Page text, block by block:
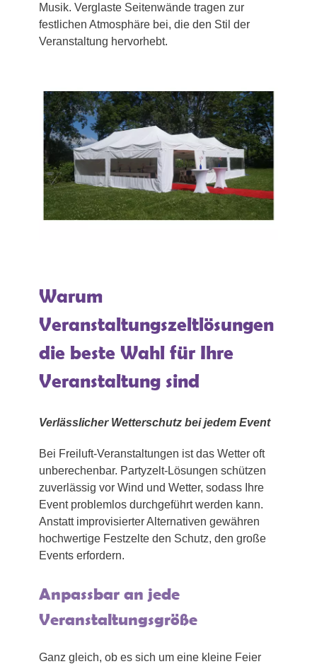
Musik. Verglaste Seitenwände tragen zur
festlichen Atmosphäre bei, die den Stil der
Veranstaltung hervorhebt.
Warum
Veranstaltungszeltlösungen
die beste Wahl für Ihre
Veranstaltung sind
Verlässlicher Wetterschutz bei jedem Event
Bei Freiluft-Veranstaltungen ist das Wetter oft
unberechenbar. Partyzelt-Lösungen schützen
zuverlässig vor Wind und Wetter, sodass Ihre
Event problemlos durchgeführt werden kann.
Anstatt improvisierter Alternativen gewähren
hochwertige Festzelte den Schutz, den große
Events erfordern.
Anpassbar an jede
Veranstaltungsgröße
Ganz gleich, ob es sich um eine kleine Feier